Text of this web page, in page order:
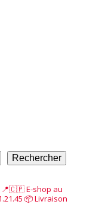
Rechercher
📍🇨🇵 E-shop au
📦 Livraison